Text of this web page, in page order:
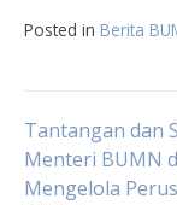
Posted in Berita
Post
Tantangan dan
Menteri BUMN
Mengelola